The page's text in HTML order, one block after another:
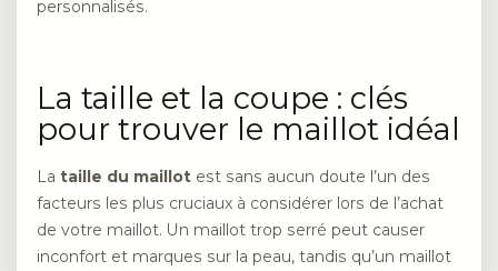
personnalisés.
La taille et la coupe : clés
pour trouver le maillot idéal
La taille du maillot est sans aucun doute l’un des
facteurs les plus cruciaux à considérer lors de l’achat
de votre maillot. Un maillot trop serré peut causer
inconfort et marques sur la peau, tandis qu’un maillot